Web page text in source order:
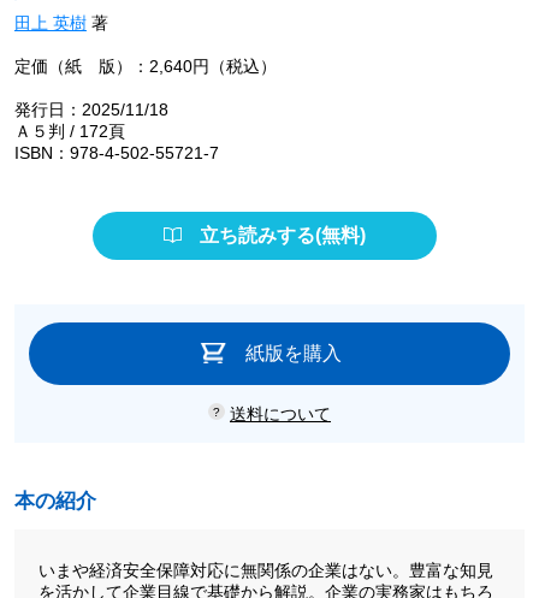
田上 英樹著
定価（紙 版）：2,640円（税込）
発行日：2025/11/18
Ａ５判 / 172頁
ISBN：978-4-502-55721-7
立ち読みする(無料)
紙版を購入
送料について
本の紹介
いまや経済安全保障対応に無関係の企業はない。豊富な知見
を活かして企業目線で基礎から解説。企業の実務家はもちろ